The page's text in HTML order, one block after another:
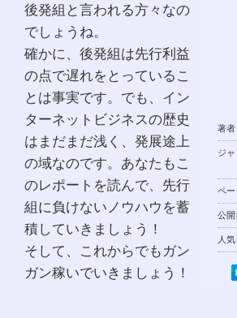
著者
ジ
ペー
公開
人気
後発組と言われる方々なの
でしょうね。
確かに、後発組は先行利益
の点で遅れをとっているこ
とは事実です。でも、イン
ターネットビジネスの歴史
はまだまだ浅く、発展途上
の域なのです。あなたもこ
のレポートを読んで、先行
組に負けないノウハウを蓄
積していきましょう！
そして、これからでもガン
ガン稼いでいきましょう！